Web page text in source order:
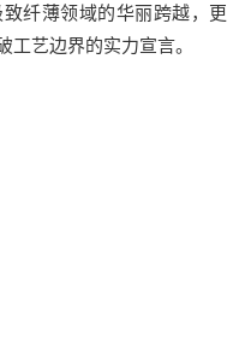
纤薄领域的华丽跨越，更
艺边界的实力宣言。